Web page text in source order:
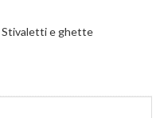
Stivaletti e ghette